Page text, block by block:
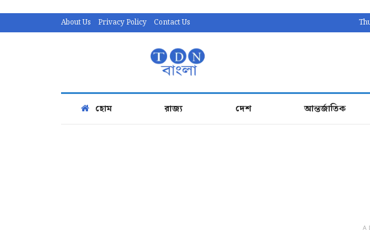
About Us Privacy Policy Contact Us
হোম রাজ্য দেশ আন্তর্জাতিক